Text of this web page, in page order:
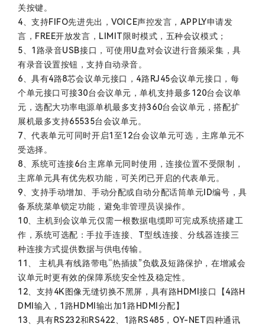
关按键。
4、支持FIFO先进先出，VOICE声控发言，APPLY申请发
言，FREE开放发言，LIMIT限时模式，五种会议模式；
5、1路录音USB接口，可使用U盘对会议进行音频采集，具
有录音设置按钮，支持自动录音。
6、具有4路8芯会议单元接口，4路RJ45会议单元接口，每
个单元接口可接30台会议单元，单机支持最多120台会议单
元，选配大功率电源单机最多支持360台会议单元，搭配扩
展机最多支持65535台会议单元。
7、代表单元可同时开启1至12台会议单元可选，主席单元不
受选择。
8、系统可连接6台主席单元同时使用，连接位置不受限制，
主席单元具有优先权功能，可关闭已开启的代表单元。
9、支持手动增加、手动分配或自动分配话筒单元ID编号，具
备系统菜单锁定功能，避免非管理员误操作。
10、主机到会议单元仅需一根数据电缆即可完成系统搭建工
作，系统可选配：手拉手连接、T型线连接、分线器连接三
种连接方式提供数据与供电传输。
11、 主机具有线路带电“热插拔”负载及短路保护，在增减会
议单元时更有效的保障系统安全性及稳定性。
12、支持4K图像无缝切换不黑屏，具有路HDMI接口【4路H
DMI输入，1路HDMI输出加1路HDMI分配】
13、具有RS232和RS422、1路RS485，OY-NET四种通讯